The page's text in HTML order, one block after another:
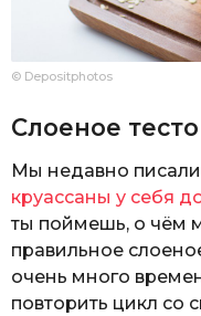
© Depositphotos
Слоеное тесто
Мы недавно
круассаны у себя
ты поймешь, о чём
правильное
очень много
повторить цикл со